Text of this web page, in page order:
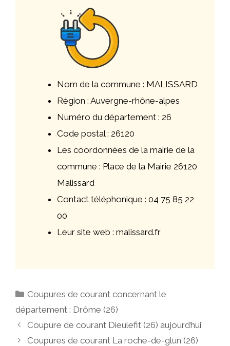
Nom de la commune : MALISSARD
Région : Auvergne-rhône-alpes
Numéro du département : 26
Code postal : 26120
Les coordonnées de la mairie de la
commune : Place de la Mairie 26120
Malissard
Contact téléphonique : 04 75 85 22
00
Leur site web : malissard.fr
Catégories
Coupures de courant concernant le
département : Drôme (26)
Navigation
des
Coupure de courant Dieulefit (26) aujourd’hui
Coupures de courant La roche-de-glun (26)